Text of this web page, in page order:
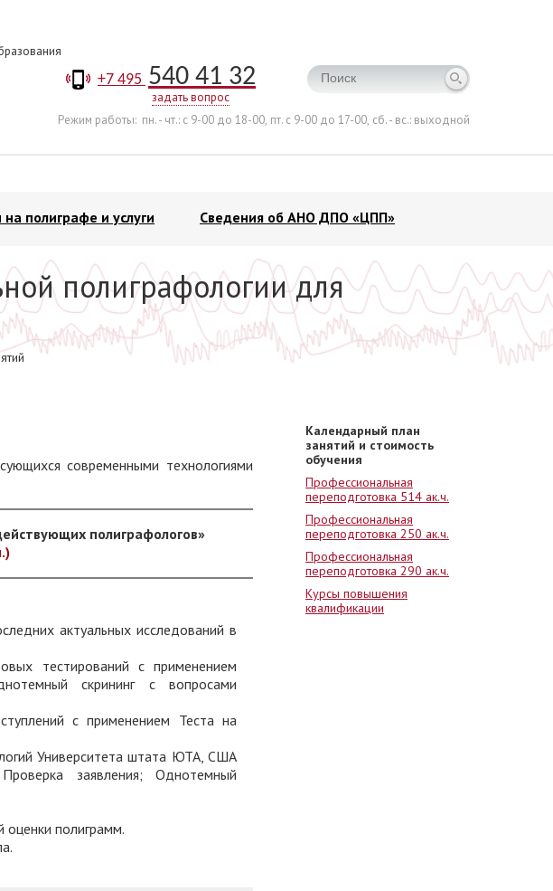
+7 495 540 41 32
задать вопрос
Режим работы: пн. - чт.: с 9-00 до 18-00, пт. с 9-00 до 17-00, сб. - вс.: выходной
полиграфе и услуги Сведения об АНО ДПО «ЦПП»
полиграфологии для
Календарный план
занятий и стоимость
обучения
Профессиональная
переподготовка 514 ак.ч.
Профессиональная
переподготовка 250 ак.ч.
Профессиональная
переподготовка 290 ак.ч.
Курсы повышения
квалификации
современными технологиями
полиграфологов»
актуальных исследований в
тестирований с применением
скрининг с вопросами
с применением Теста на
Университета штата ЮТА, США
заявления; Однотемный
полиграмм.